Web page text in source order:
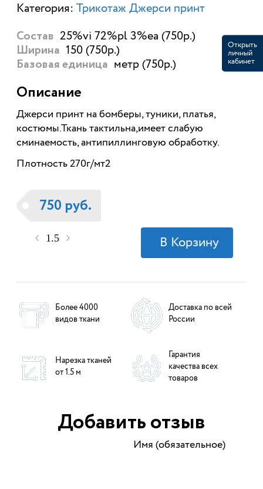
Категория: Трикотаж Джерси принт
Состав 25%vi 72%pl 3%ea (750р.)
Ширина 150 (750р.)
Базовая единица метр (750р.)
Описание
Джерси принт на бомберы, туники, платья,
костюмы.Ткань тактильна,имеет слабую
сминаемость, антипиллинговую обработку.
Плотность 270г/мт2
750 руб.
Более 4000
видов ткани
Доставка по всей
России
Нарезка тканей
от 1.5 м
Гарантия
качества всех
товаров
Добавить отзыв
Имя (обязательное)
Открыть
личный
кабинет